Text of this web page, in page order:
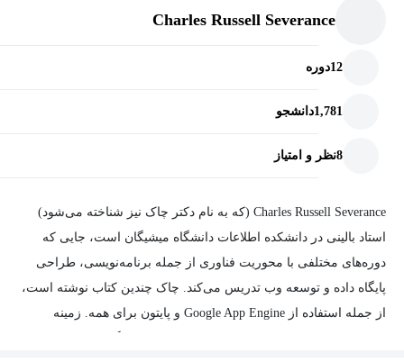
Charles Russell Severance
12دوره
1,781دانشجو
8نظر و امتیاز
Charles Russell Severance (که به نام دکتر چاک نیز شناخته می‌شود)
استاد بالینی در دانشکده اطلاعات دانشگاه میشیگان است، جایی که
دوره‌های مختلفی با محوریت فناوری از جمله برنامه‌نویسی، طراحی
پایگاه داده و توسعه وب تدریس می‌کند. چاک چندین کتاب نوشته است،
از جمله استفاده از Google App Engine و پایتون برای همه . زمینه